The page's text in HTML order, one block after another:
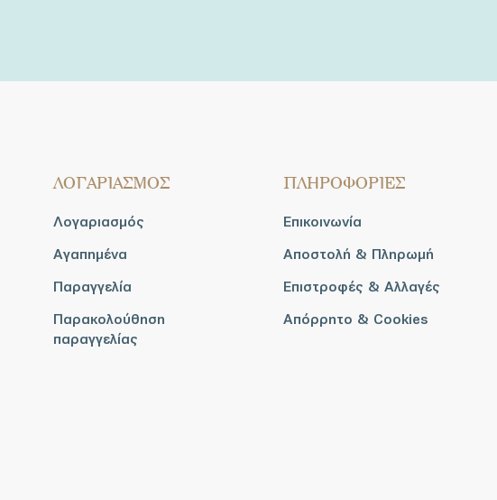
ΛΟΓΑΡΙΑΣΜΟΣ
Λογαριασμός
Αγαπημένα
Παραγγελία
Παρακολούθηση
παραγγελίας
ΠΛΗΡΟΦΟΡΙΕΣ
Επικοινωνία
Αποστολή & Πληρωμή
Επιστροφές & Αλλαγές
Απόρρητο & Cookies